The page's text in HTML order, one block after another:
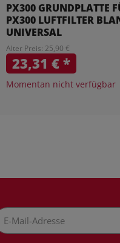
PX300 GRUNDPLATTE
PX300 LUFTFILTER
UNIVERSAL
Alter Preis: 25,90 €
23,31 €*
Momentan nicht verfügbar